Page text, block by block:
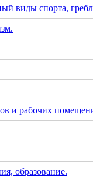
виды спорта,
и рабочих
образование.